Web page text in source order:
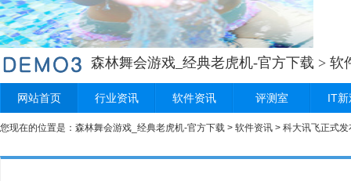
森林舞会游戏_经典老虎机-官方下载 > 软
网站首页 行业资讯 软件资讯 评测室 IT
您现在的位置是： 森林舞会游戏_经典老虎机-官方下载 > 软件资讯 > 科大讯飞正式